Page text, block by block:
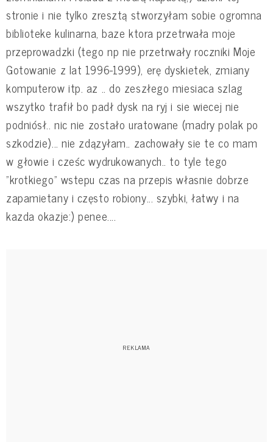
stronie i nie tylko zresztą stworzyłam sobie ogromna
biblioteke kulinarna, baze ktora przetrwała moje
przeprowadzki (tego np nie przetrwały roczniki Moje
Gotowanie z lat 1996-1999), erę dyskietek, zmiany
komputerow itp. az .. do zeszłego miesiaca szlag
wszytko trafił bo padł dysk na ryj i sie wiecej nie
podniósł.. nic nie zostało uratowane (madry polak po
szkodzie)... nie zdązyłam.. zachowały sie te co mam
w głowie i cześc wydrukowanych.. to tyle tego
"krotkiego" wstepu czas na przepis własnie dobrze
zapamietany i często robiony... szybki, łatwy i na
kazda okazje:) penee....